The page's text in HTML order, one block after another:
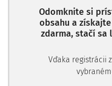
Okresný súd(ďalej len "súd
apríla 2019 žalobu zamietol.
Súd prvej inštancie na
zistil, že počas trvania
Odomknite si
obsahu a
zdarma, stačí sa
Vďaka registrácii